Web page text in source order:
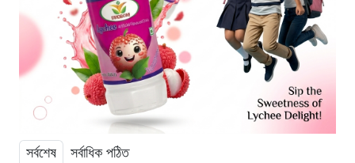
সর্বশেষ সর্বাধিক পঠিত